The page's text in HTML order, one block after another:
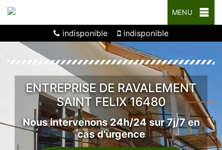
MENU
indisponible indisponible
ENTREPRISE DE RAVALEMENT
SAINT FELIX 16480
Nous intervenons 24h/24 sur 7j/7 en
cas d'urgence